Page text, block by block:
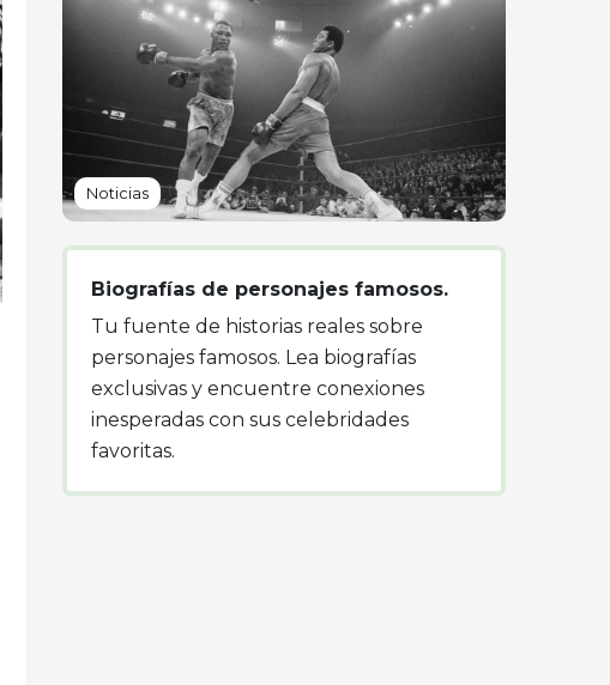
Noticias
Biografías de personajes famosos.
Tu fuente de historias reales sobre
personajes famosos. Lea biografías
exclusivas y encuentre conexiones
inesperadas con sus celebridades
favoritas.